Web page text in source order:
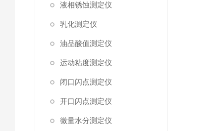
液相锈蚀测定仪
乳化测定仪
油品酸值测定仪
运动粘度测定仪
闭口闪点测定仪
开口闪点测定仪
微量水分测定仪